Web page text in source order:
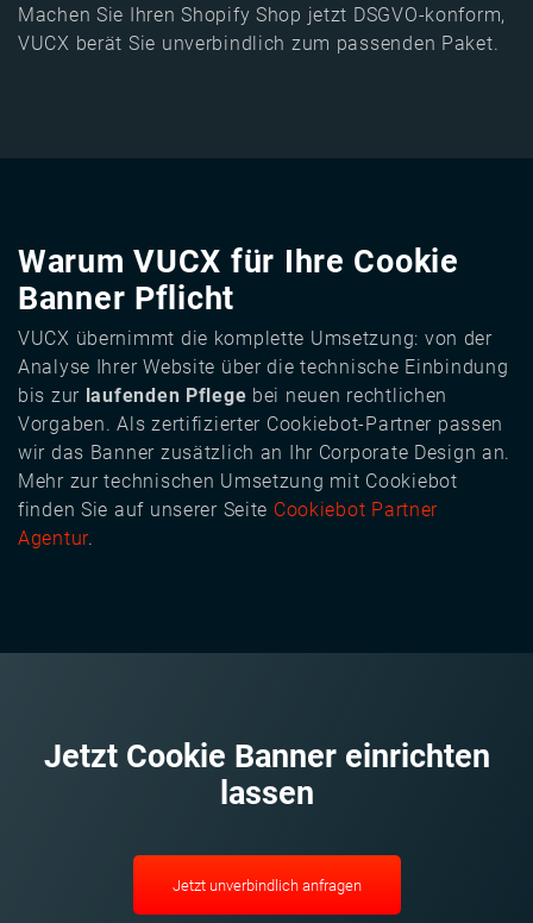
Machen Sie Ihren Shopify Shop jetzt DSGVO-konform,
VUCX berät Sie unverbindlich zum passenden Paket.
Warum VUCX für Ihre Cookie
Banner Pflicht
VUCX übernimmt die komplette Umsetzung: von der
Analyse Ihrer Website über die technische Einbindung
bis zur laufenden Pflege bei neuen rechtlichen
Vorgaben. Als zertifizierter Cookiebot-Partner passen
wir das Banner zusätzlich an Ihr Corporate Design an.
Mehr zur technischen Umsetzung mit Cookiebot
finden Sie auf unserer Seite Cookiebot Partner
Agentur.
Jetzt Cookie Banner einrichten
lassen
Jetzt unverbindlich anfragen